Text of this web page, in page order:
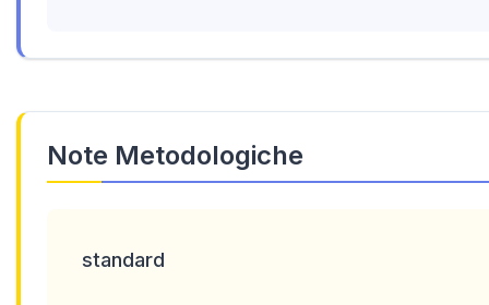
Note Metodologiche
standard